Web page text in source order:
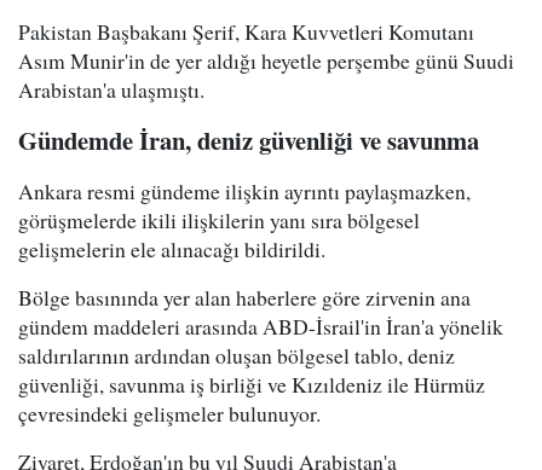
Pakistan Başbakanı Şerif, Kara Kuvvetleri Komutanı
Asım Munir'in de yer aldığı heyetle perşembe günü Suudi
Arabistan'a ulaşmıştı.
Gündemde İran, deniz güvenliği ve savunma
Ankara resmi gündeme ilişkin ayrıntı paylaşmazken,
görüşmelerde ikili ilişkilerin yanı sıra bölgesel
gelişmelerin ele alınacağı bildirildi.
Bölge basınında yer alan haberlere göre zirvenin ana
gündem maddeleri arasında ABD-İsrail'in İran'a yönelik
saldırılarının ardından oluşan bölgesel tablo, deniz
güvenliği, savunma iş birliği ve Kızıldeniz ile Hürmüz
çevresindeki gelişmeler bulunuyor.
Ziyaret, Erdoğan'ın bu yıl Suudi Arabistan'a